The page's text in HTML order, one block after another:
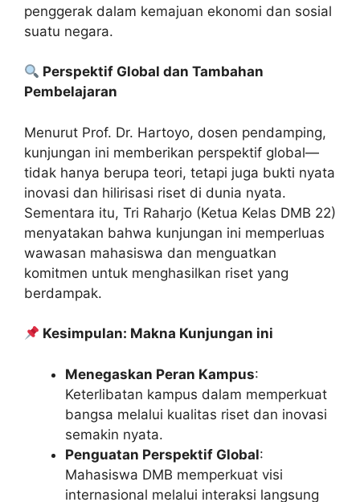
penggerak dalam kemajuan ekonomi dan sosial
suatu negara.
Perspektif Global dan Tambahan
Pembelajaran
Menurut Prof. Dr. Hartoyo, dosen pendamping,
kunjungan ini memberikan perspektif global—
tidak hanya berupa teori, tetapi juga bukti nyata
inovasi dan hilirisasi riset di dunia nyata.
Sementara itu, Tri Raharjo (Ketua Kelas DMB 22)
menyatakan bahwa kunjungan ini memperluas
wawasan mahasiswa dan menguatkan
komitmen untuk menghasilkan riset yang
berdampak.
Kesimpulan: Makna Kunjungan ini
Menegaskan Peran Kampus:
Keterlibatan kampus dalam memperkuat
bangsa melalui kualitas riset dan inovasi
semakin nyata.
Penguatan Perspektif Global:
Mahasiswa DMB memperkuat visi
internasional melalui interaksi langsung